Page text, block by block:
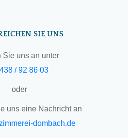
SIE UNS
Sie uns an unter
/ 92 86 03
oder
uns eine Nachricht an
dombach.de